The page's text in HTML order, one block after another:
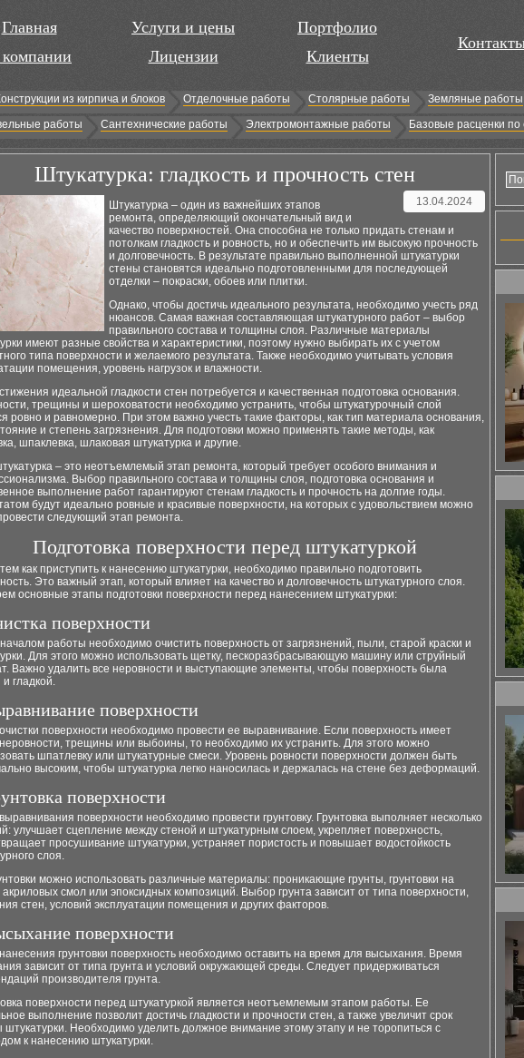
Главная
Услуги и цены
Лицензии
Портфолио
Клиенты
из кирпича и блоков Отделочные работы Столярные работы Земляные работы
работы Сантехнические работы Электромонтажные работы Базовые расценки
Штукатурка: гладкость и прочность стен
13.04.2024
Штукатурка – один из важнейших этапов
ремонта, определяющий окончательный вид и
качество поверхностей. Она способна не только придать стенам и
потолкам гладкость и ровность, но и обеспечить им высокую прочность
и долговечность. В результате правильно выполненной штукатурки
стены становятся идеально подготовленными для последующей
отделки – покраски, обоев или плитки.
Однако, чтобы достичь идеального результата, необходимо учесть ряд
нюансов. Самая важная составляющая штукатурного работ – выбор
правильного состава и толщины слоя. Различные материалы
имеют разные свойства и характеристики, поэтому нужно выбирать их с учетом
типа поверхности и желаемого результата. Также необходимо учитывать условия
помещения, уровень нагрузок и влажности.
идеальной гладкости стен потребуется и качественная подготовка основания.
трещины и шероховатости необходимо устранить, чтобы штукатурочный слой
ровно и равномерно. При этом важно учесть такие факторы, как тип материала основания,
и степень загрязнения. Для подготовки можно применять такие методы, как
шпаклевка, шлаковая штукатурка и другие.
– это неотъемлемый этап ремонта, который требует особого внимания и
Выбор правильного состава и толщины слоя, подготовка основания и
выполнение работ гарантируют стенам гладкость и прочность на долгие годы.
будут идеально ровные и красивые поверхности, на которых с удовольствием можно
следующий этап ремонта.
Подготовка поверхности перед штукатуркой
как приступить к нанесению штукатурки, необходимо правильно подготовить
Это важный этап, который влияет на качество и долговечность штукатурного слоя.
основные этапы подготовки поверхности перед нанесением штукатурки:
поверхности
работы необходимо очистить поверхность от загрязнений, пыли, старой краски и
Для этого можно использовать щетку, пескоразбрасывающую машину или струйный
Важно удалить все неровности и выступающие элементы, чтобы поверхность была
гладкой.
поверхности
поверхности необходимо провести ее выравнивание. Если поверхность имеет
трещины или выбоины, то необходимо их устранить. Для этого можно
шпатлевку или штукатурные смеси. Уровень ровности поверхности должен быть
высоким, чтобы штукатурка легко наносилась и держалась на стене без деформаций.
поверхности
поверхности необходимо провести грунтовку. Грунтовка выполняет несколько
улучшает сцепление между стеной и штукатурным слоем, укрепляет поверхность,
просушивание штукатурки, устраняет пористость и повышает водостойкость
слоя.
можно использовать различные материалы: проникающие грунты, грунтовки на
акриловых смол или эпоксидных композиций. Выбор грунта зависит от типа поверхности,
стен, условий эксплуатации помещения и других факторов.
поверхности
грунтовки поверхность необходимо оставить на время для высыхания. Время
зависит от типа грунта и условий окружающей среды. Следует придерживаться
производителя грунта.
поверхности перед штукатуркой является неотъемлемым этапом работы. Ее
выполнение позволит достичь гладкости и прочности стен, а также увеличит срок
штукатурки. Необходимо уделить должное внимание этому этапу и не торопиться с
к нанесению штукатурки.